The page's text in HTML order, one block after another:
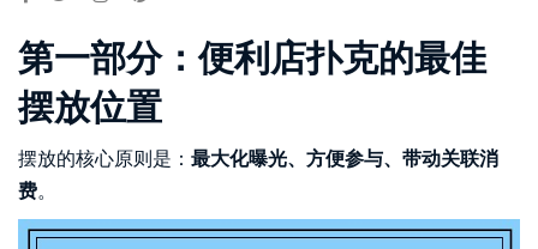
第一部分：便利店扑克的最佳
摆放位置
摆放的核心原则是： 最大化曝光、方便参与、带动关联消
费。